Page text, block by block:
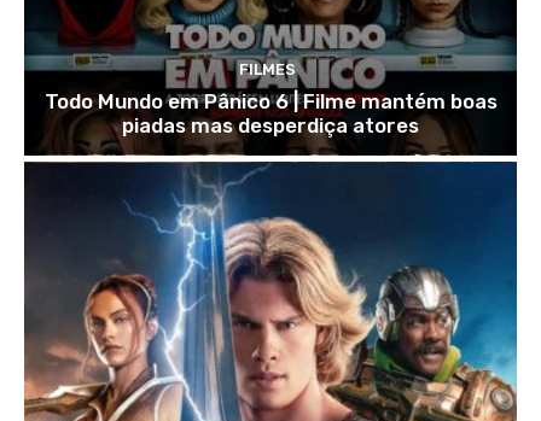
FILMES
Todo Mundo em Pânico 6 | Filme mantém boas
piadas mas desperdiça atores